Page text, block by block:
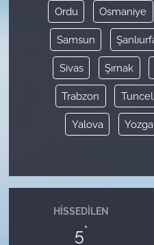
Ordu Osmaniye
Samsun
Sivas Şırnak
Trabzon
Yalova
HISSEDILEN
5°